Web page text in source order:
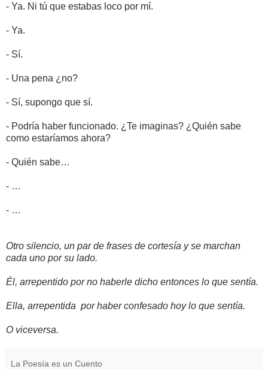
- Ya. Ni tú que estabas loco por mí.
- Ya.
- Sí.
- Una pena ¿no?
- Sí, supongo que sí.
- Podría haber funcionado. ¿Te imaginas? ¿Quién sabe
como estaríamos ahora?
- Quién sabe…
- …
- …
Otro silencio, un par de frases de cortesía y se marchan
cada uno por su lado.
Él, arrepentido por no haberle dicho entonces lo que sentía.
Ella, arrepentida por haber confesado hoy lo que sentía.
O viceversa.
La Poesía es un Cuento